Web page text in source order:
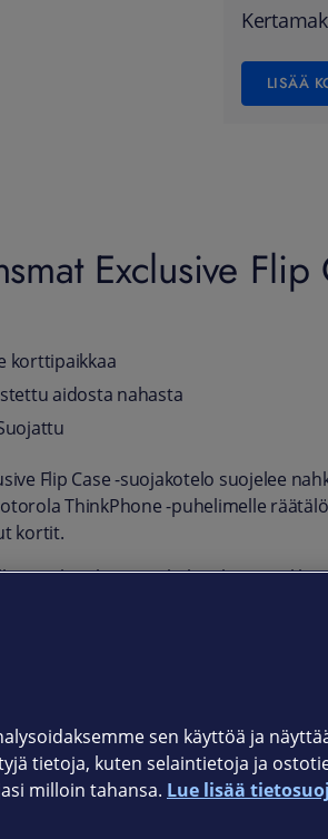
LISÄÄ
Exclusive Flip
korttipaikkaa
aidosta nahasta
Flip Case -suojakotelo suojelee
ThinkPhone -puhelimelle
kortit.
kotelossa on kolme
sen käyttöä ja
tietoja, kuten selaintietoja ja
milloin tahansa. Lue lisää